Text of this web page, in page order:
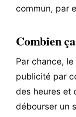
commun, par
Combien
Par chance,
publicité par
des heures et
débourser un